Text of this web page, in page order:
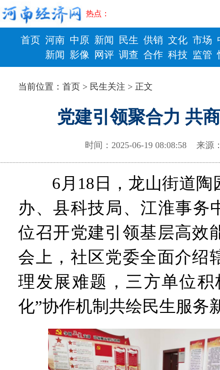
热点：
首页 河南
新闻
中原
影像
新闻
网评
民生
调查
供销
合作
文化
科技
市场
监管
财政 健康
当前位置：首页 > 民生关注 > 正文
党建引领聚合力 共
时间：2025-06-19 08:08:58 来
6月18日，龙山街道陶
办、县科技局、江淮事务
位召开党建引领基层高效
会上，社区党委全面介绍
理发展难题，三方单位
化”协作机制共绘民生服务